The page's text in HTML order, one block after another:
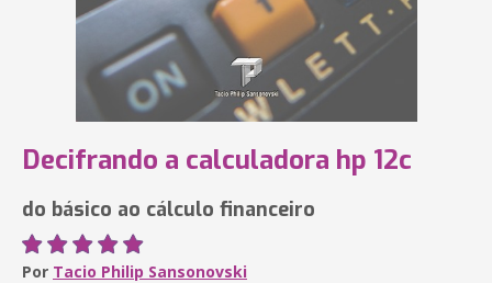
Decifrando a calculadora hp 12c
do básico ao cálculo financeiro
Por Tacio Philip Sansonovski